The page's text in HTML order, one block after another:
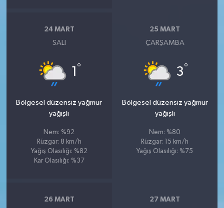
24 MART
SALI
1 °
Bölgesel düzensiz yağmur
yağışlı
Nem: %92
Rüzgar: 8 km/h
Yağış Olasılığı: %82
Kar Olasılığı: %37
25 MART
ÇARŞAMBA
3°
Bölgesel düzensiz yağmur
yağışlı
Nem: %80
Rüzgar: 15 km/h
Yağış Olasılığı: %75
26 MART 27 MART